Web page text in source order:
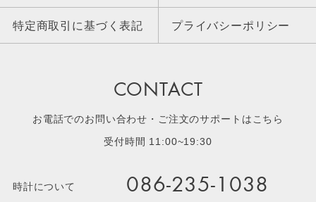
特定商取引に基づく表記 プライバシーポリシー
CONTACT
お電話でのお問い合わせ・ご注文のサポートはこちら
受付時間 11:00~19:30
時計について 086-235-1038